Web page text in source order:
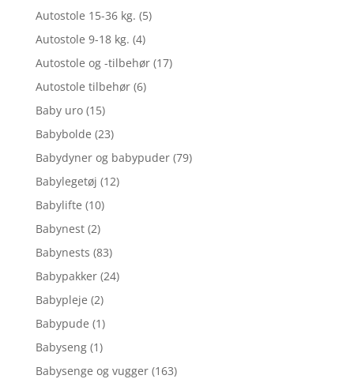
Autostole 15-36 kg. (5)
Autostole 9-18 kg. (4)
Autostole og -tilbehør (17)
Autostole tilbehør (6)
Baby uro (15)
Babybolde (23)
Babydyner og babypuder (79)
Babylegetøj (12)
Babylifte (10)
Babynest (2)
Babynests (83)
Babypakker (24)
Babypleje (2)
Babypude (1)
Babyseng (1)
Babysenge og vugger (163)